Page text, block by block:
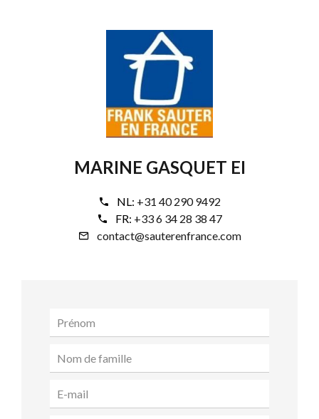
MARINE GASQUET EI
NL: +31 40 290 9492
FR: +33 6 34 28 38 47
contact@sauterenfrance.com